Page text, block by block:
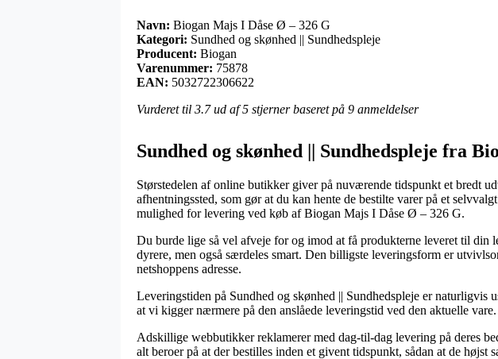
Navn: Biogan Majs I Dåse Ø – 326 G
Kategori: Sundhed og skønhed || Sundhedspleje
Producent: Biogan
Varenummer: 75878
EAN: 5032722306622
Vurderet til 3.7ud af 5 stjerner baseret på 9 anmeldelser
Sundhed og skønhed || Sundhedspleje fra
Størstedelen af online butikker giver på nuværende tidspunkt et bredt
afhentningssted, som gør at du kan hente de bestilte varer på et
mulighed for levering ved køb af Biogan Majs I Dåse Ø – 326 G.
Du burde lige så vel afveje for og imod at få produkterne leveret til
dyrere, men også særdeles smart. Den billigste leveringsform er
netshoppens adresse.
Leveringstiden på Sundhed og skønhed || Sundhedspleje er
at vi kigger nærmere på den anslåede leveringstid ved den aktuelle vare.
Adskillige webbutikker reklamerer med dag-til-dag levering på deres
alt beroer på at der bestilles inden et givent tidspunkt, sådan at de